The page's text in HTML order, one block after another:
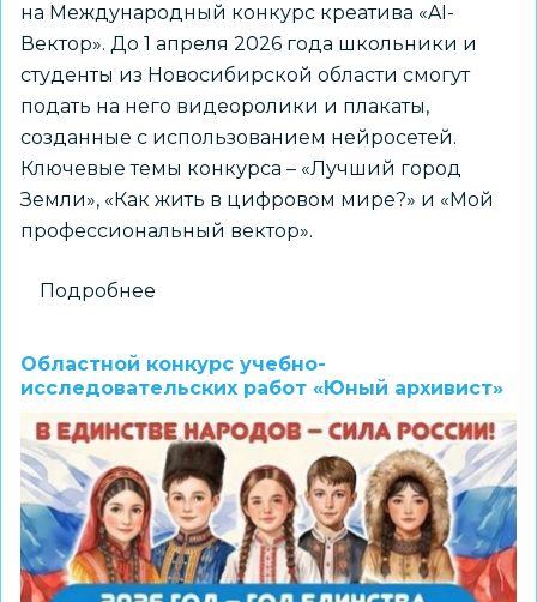
на Международный конкурс креатива «AI-
Вектор». До 1 апреля 2026 года школьники и
студенты из Новосибирской области смогут
подать на него видеоролики и плакаты,
созданные с использованием нейросетей.
Ключевые темы конкурса – «Лучший город
Земли», «Как жить в цифровом мире?» и «Мой
профессиональный вектор».
Подробнее
креатива
«AI-
Вектор»
Областной конкурс учебно-
исследовательских работ «Юный архивист»